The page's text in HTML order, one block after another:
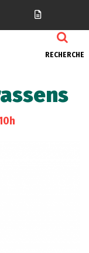
RECHERCHE